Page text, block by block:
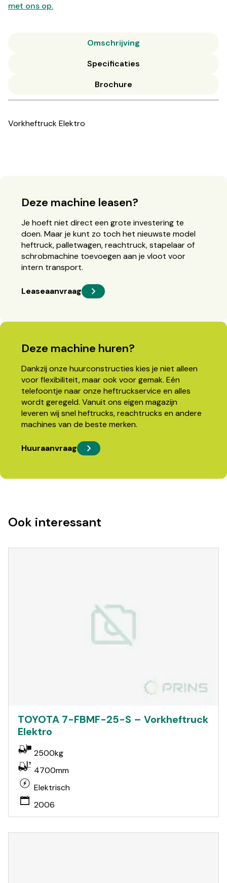
met ons op.
Omschrijving
Specificaties
Brochure
Vorkheftruck Elektro
Deze machine leasen?
Je hoeft niet direct een grote investering te
doen. Maar je kunt zo toch het nieuwste model
heftruck, palletwagen, reachtruck, stapelaar of
schrobmachine toevoegen aan je vloot voor
intern transport.
Leaseaanvraag
Deze machine huren?
Dankzij onze huurconstructies kies je niet alleen
voor flexibiliteit, maar ook voor gemak. Eén
telefoontje naar onze heftruckservice en alles
wordt geregeld. Vanuit ons eigen magazijn
leveren wij snel heftrucks, reachtrucks en andere
machines van de beste merken.
Huuraanvraag
Ook interessant
TOYOTA 7-FBMF-25-S – Vorkheftruck
Elektro
2500kg
4700mm
Elektrisch
2006